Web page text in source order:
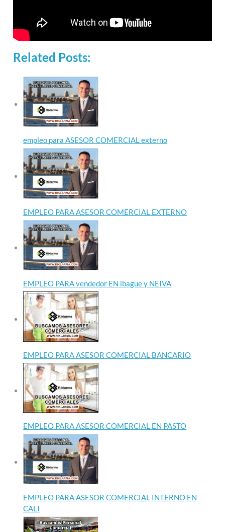
Related Posts:
empleo para ASESOR COMERCIAL externo
EMPLEO PARA ASESOR COMERCIAL EXTERNO
EMPLEO PARA vendedor EN ibague y NEIVA
EMPLEO PARA ASESOR COMERCIAL BANCARIO
EMPLEO PARA ASESOR COMERCIAL EN PASTO
EMPLEO PARA ASESOR COMERCIAL INTERNO EN
CALI